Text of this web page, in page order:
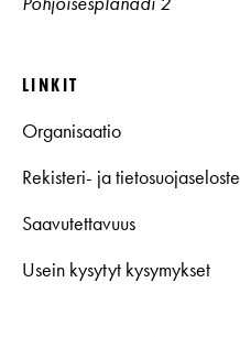
LINKIT
Organisaatio
Rekisteri- ja tietosuojaseloste
Saavutettavuus
Usein kysytyt kysymykset